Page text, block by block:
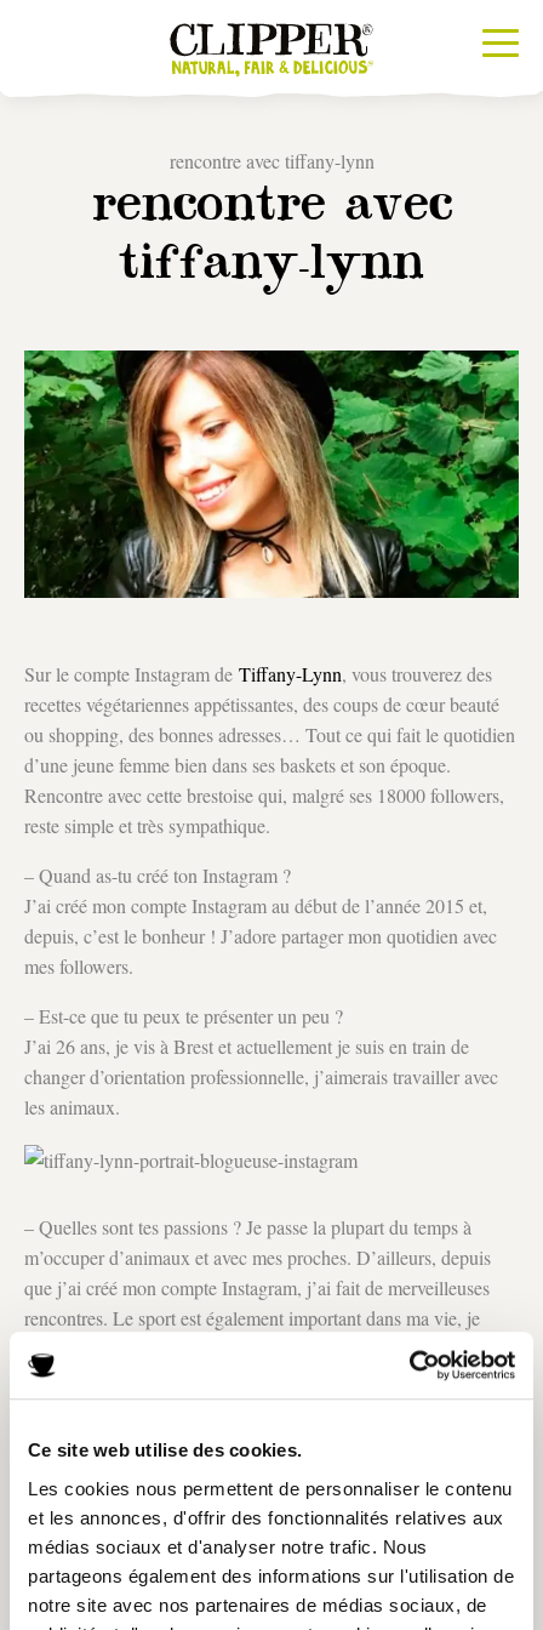
Ce site web utilise des cookies.
Les cookies nous permettent de personnaliser le contenu
et les annonces, d'offrir des fonctionnalités relatives aux
médias sociaux et d'analyser notre trafic. Nous
partageons également des informations sur l'utilisation de
notre site avec nos partenaires de médias sociaux, de
rencontre avec tiffany-lynn
rencontre avec
tiffany-lynn
Sur le compte Instagram de Tiffany-Lynn, vous trouverez des
recettes végétariennes appétissantes, des coups de cœur beauté
ou shopping, des bonnes adresses… Tout ce qui fait le quotidien
d’une jeune femme bien dans ses baskets et son époque.
Rencontre avec cette brestoise qui, malgré ses 18000 followers,
reste simple et très sympathique.
– Quand as-tu créé ton Instagram ?
J’ai créé mon compte Instagram au début de l’année 2015 et,
depuis, c’est le bonheur ! J’adore partager mon quotidien avec
mes followers.
– Est-ce que tu peux te présenter un peu ?
J’ai 26 ans, je vis à Brest et actuellement je suis en train de
changer d’orientation professionnelle, j’aimerais travailler avec
les animaux.
– Quelles sont tes passions ? Je passe la plupart du temps à
m’occuper d’animaux et avec mes proches. D’ailleurs, depuis
que j’ai créé mon compte Instagram, j’ai fait de merveilleuses
rencontres. Le sport est également important dans ma vie, je
pratique le kravmaga.
– Depuis quand es-tu végétarienne ?
amatrice de viande alors c’était une évidence. Les animaux ont
une place importante dans ma vie et il me parait inconcevable de
les manger ! De plus, nous n’avons pas besoin d’en manger pour
vivre et être en bonne santé.
– Sur ton compte Instagram, tu partages souvent des photos de